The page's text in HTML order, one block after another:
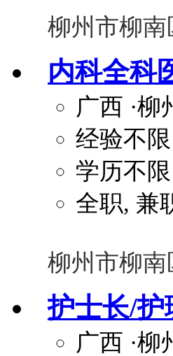
柳州市柳
内科全科
广西 ·柳
经验不限
学历不限
全职, 兼
柳州市柳
护士长/护
广西 ·柳